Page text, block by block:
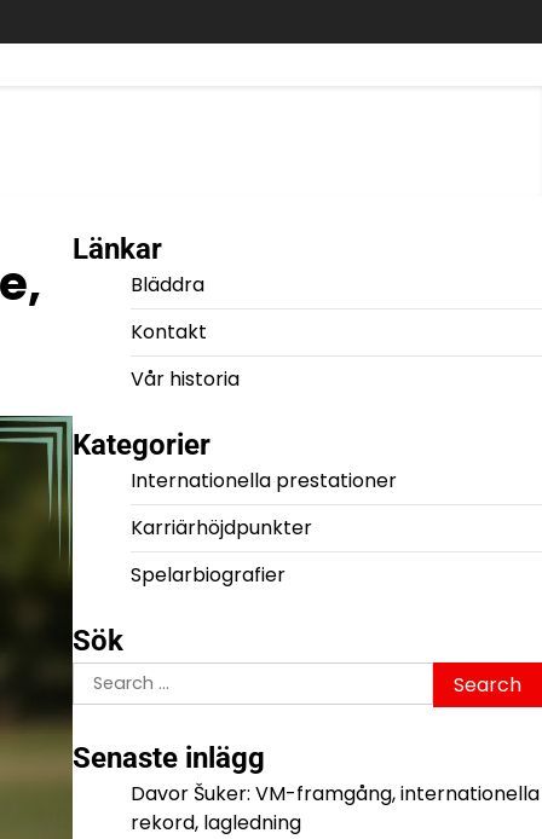
Länkar
Bläddra
Kontakt
Vår historia
Kategorier
Internationella prestationer
Karriärhöjdpunkter
Spelarbiografier
Sök
Search
for:
Senaste inlägg
Davor Šuker: VM-framgång, internationella
rekord, lagledning